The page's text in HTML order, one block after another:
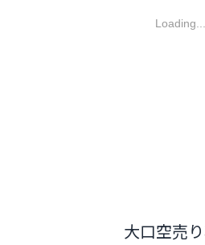
Loading...
大口空売